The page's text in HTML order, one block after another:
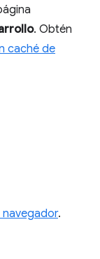
. Obtén
caché de
navegador.